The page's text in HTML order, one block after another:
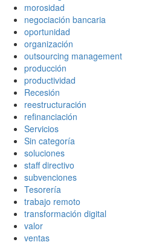
morosidad
negociación bancaria
oportunidad
organización
outsourcing management
producción
productividad
Recesión
reestructuración
refinanciación
Servicios
Sin categoría
soluciones
staff directivo
subvenciones
Tesorería
trabajo remoto
transformación digital
valor
ventas